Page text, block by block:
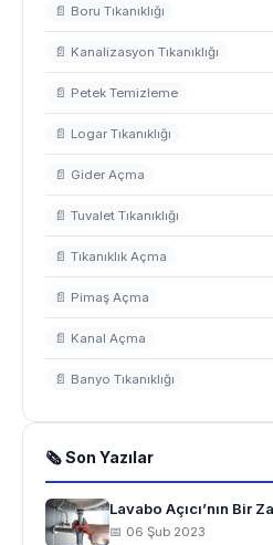
📄 Boru Tıkanıklığı
📄 Kanalizasyon Tıkanıklığı
📄 Petek Temizleme
📄 Logar Tıkanıklığı
📄 Gider Açma
📄 Tuvalet Tıkanıklığı
📄 Tıkanıklık Açma
📄 Pimaş Açma
📄 Kanal Açma
📄 Banyo Tıkanıklığı
🗞 Son Yazılar
Lavabo Açıcı’nın Bir
📅 06 Şub 2023